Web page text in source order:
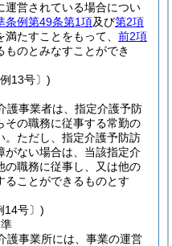
運営されている場合につい
条例第49条第1項及び第2項
たすことをもって、 前2項
のとみなすことができ
13号〕)
護事業者は、指定介護予防
その職務に従事する常勤の
ただし、指定介護予防訪
がない場合は、当該指定介
の職務に従事し、又は他の
ることができるものとす
14号〕)
護事業所には、事業の運営